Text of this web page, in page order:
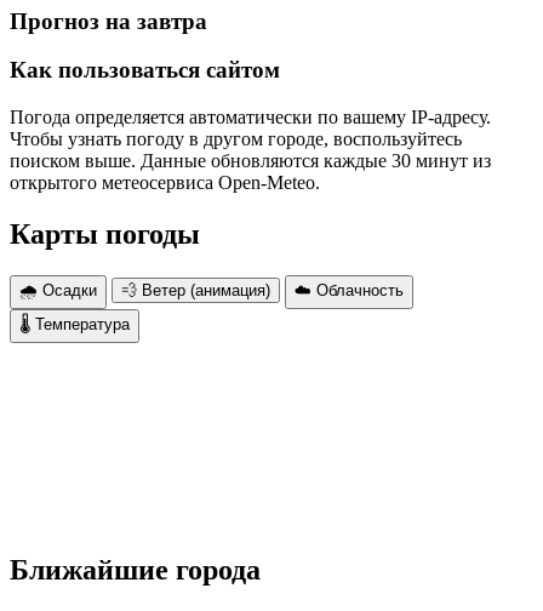
Прогноз на завтра
Как пользоваться сайтом
Погода определяется автоматически по вашему IP-адресу.
Чтобы узнать погоду в другом городе, воспользуйтесь
поиском выше. Данные обновляются каждые 30 минут из
открытого метеосервиса Open-Meteo.
Карты погоды
🌧 Осадки 💨 Ветер (анимация)
☁️ Облачность
🌡 Температура
Ближайшие города